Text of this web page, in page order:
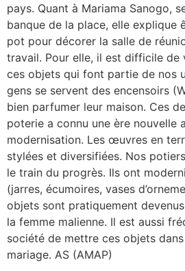
pays. Quant à Mariama Sanogo,
banque de la place, elle explique
pot pour décorer la salle de
travail. Pour elle, il est difficile de
ces objets qui font partie de nos
gens se servent des encensoirs
bien parfumer leur maison. Ces
poterie a connu une ère nouvelle
modernisation. Les œuvres en
stylées et diversifiées. Nos
le train du progrès. Ils ont
(jarres, écumoires, vases
objets sont pratiquement
la femme malienne. Il est aussi
société de mettre ces objets
mariage. AS (AMAP)